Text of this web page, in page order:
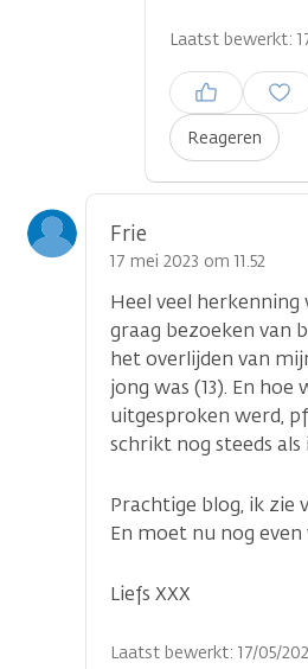
Laatst bewerkt:
Reageren
Inloggen om een
plaatsen
Frie
17 mei 2023 om 11.52
Heel veel
graag bezoeken van
het overlijden van
jong was (13). En hoe
uitgesproken werd,
schrikt nog steeds als
Prachtige blog, ik zie
En moet nu nog
Liefs XXX
Laatst bewerkt: 17/05/